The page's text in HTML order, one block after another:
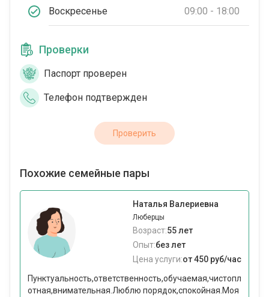
Воскресенье 09:00 - 18:00
Проверки
Паспорт проверен
Телефон подтвержден
Проверить
Похожие семейные пары
Наталья Валериевна
Люберцы
Возраст:55 лет
Опыт:без лет
Цена услуги:от 450 руб/час
Пунктуальность,ответственность,обучаемая,чистопл
отная,внимательная.Люблю порядок,спокойная.Моя